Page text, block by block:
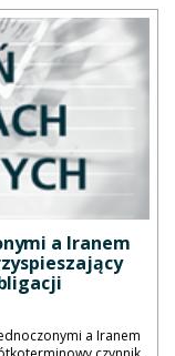
a Iranem
a Iranem